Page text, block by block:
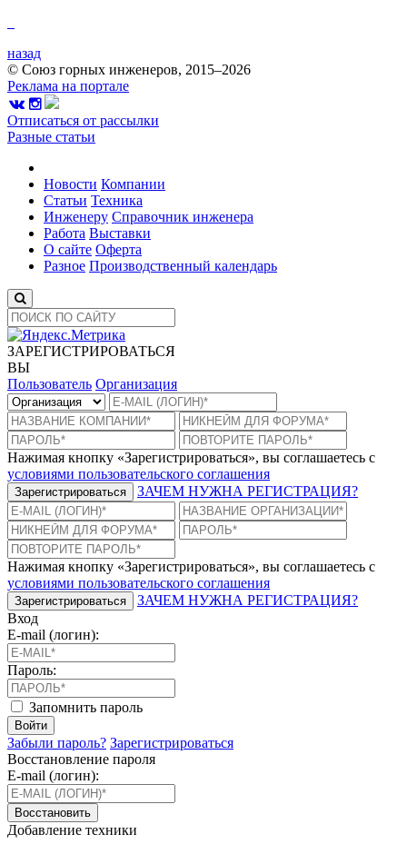
назад
© Союз горных инженеров, 2015–2026
Реклама на портале
Отписаться от рассылки
Разные статьи
Новости Компании
Статьи Техника
Инженеру Справочник инженера
Работа Выставки
О сайте Оферта
Разное Производственный календарь
ЗАРЕГИСТРИРОВАТЬСЯ
ВЫ
Пользователь Организация
Нажимая кнопку «Зарегистрироваться», вы соглашаетесь с
условиями пользовательского соглашения
Зарегистрироваться ЗАЧЕМ НУЖНА РЕГИСТРАЦИЯ?
Нажимая кнопку «Зарегистрироваться», вы соглашаетесь с
условиями пользовательского соглашения
Зарегистрироваться
ЗАЧЕМ НУЖНА РЕГИСТРАЦИЯ?
Вход
E-mail (логин):
Пароль:
Запомнить пароль
Войти
Забыли пароль? Зарегистрироваться
Восстановление пароля
E-mail (логин):
Восстановить
Добавление техники